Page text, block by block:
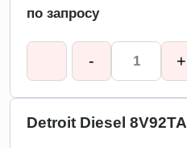
по запросу
- +
Detroit Diesel 8V92TA